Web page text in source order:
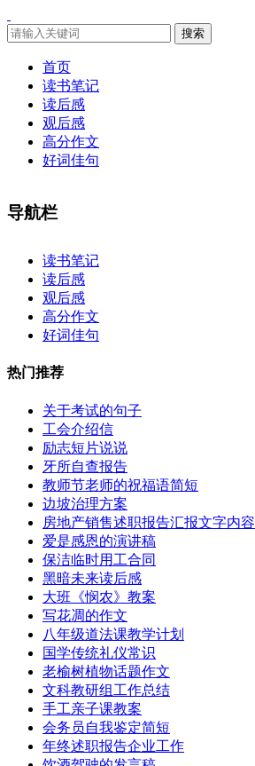
搜索
首页
读书笔记
读后感
观后感
高分作文
好词佳句
导航栏
读书笔记
读后感
观后感
高分作文
好词佳句
热门推荐
关于考试的句子
工会介绍信
励志短片说说
牙所自查报告
教师节老师的祝福语简短
边坡治理方案
房地产销售述职报告汇报文字内容
爱是感恩的演讲稿
保洁临时用工合同
黑暗未来读后感
大班《悯农》教案
写花凋的作文
八年级道法课教学计划
国学传统礼仪常识
老榆树植物话题作文
文科教研组工作总结
手工亲子课教案
会务员自我鉴定简短
年终述职报告企业工作